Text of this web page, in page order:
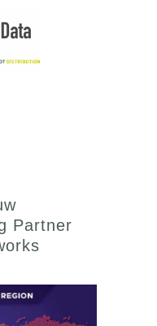
Partner